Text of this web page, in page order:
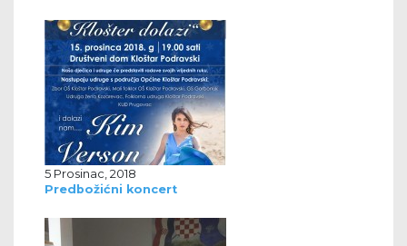
5 Prosinac, 2018
Predbožićni koncert